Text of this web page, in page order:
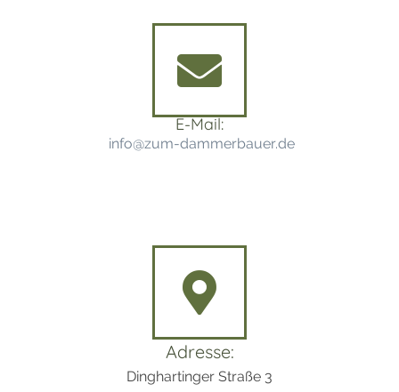
E-Mail:
info@zum-dammerbauer.de
Adresse:
Dinghartinger Straße 3